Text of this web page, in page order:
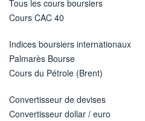
Tous les cours boursiers
Cours CAC 40
Indices boursiers internationaux
Palmarès Bourse
Cours du Pétrole (Brent)
Convertisseur de devises
Convertisseur dollar / euro